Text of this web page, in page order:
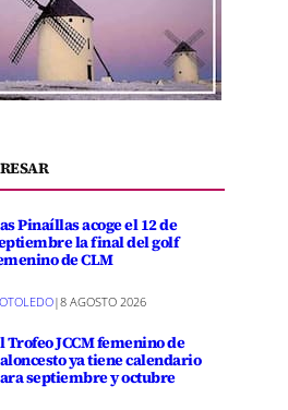
Pinaíllas acoge el 12 de
la final del golf
de CLM
|8 AGOSTO 2026
Trofeo JCCM femenino de
ya tiene calendario
septiembre y octubre